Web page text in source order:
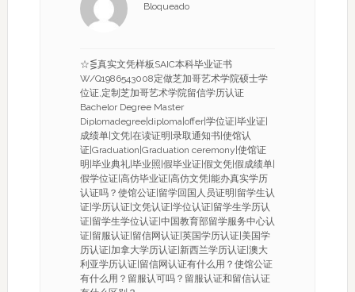
Bloqueado
☆⋚真实文凭样板SAIC本科毕业证书
W/Q1986543008定做芝加哥艺术学院硕士学
位证,定制芝加哥艺术学院留信学历认证
Bachelor Degree Master
Diplomadegree|diploma|offer|学位证|毕业证|
成绩单|文凭|在读证明|录取通知书|使馆认
证|Graduation|Graduation ceremony|使馆证
明|毕业典礼|毕业照|假毕业证|假文凭|假成绩单|
假学位证|高仿毕业证|高仿文凭|能办真实学历
认证吗？使馆公证|留学回国人员证明|留学生认
证|学历认证|文凭认证|学位认证|留学生学历认
证|留学生学位认证|中国教育部留学服务中心认
证|留服认证|留信网认证|英国学历认证|美国学
历认证|加拿大学历认证|新西兰学历认证|澳大
利亚学历认证|留信网认证有什么用？使馆公证
有什么用？留服认可吗？留服认证和留信认证